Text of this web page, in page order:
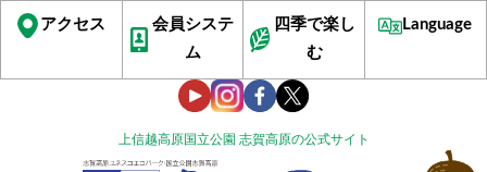
上信越高原国立公園 志賀高原の公式サイト
アクセス
会員システ
ム
四季で楽し
む
Language